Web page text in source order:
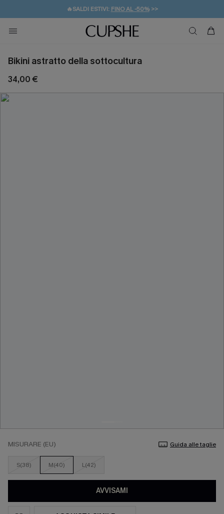
🔥SALDI ESTIVI: FINO AL -50%>>
🚚SPEDIZIONE GRATUITA DA 49€
💌REGALO PER I NUOVI: 20% DI SCONTO*
Bikini astratto della sottocultura
34,00 €
MISURARE (EU) Guida alle taglie
S(38) M(40) L(42)
AVVISAMI